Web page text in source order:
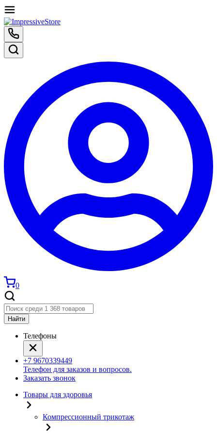
0
Найти
Телефоны
+7 9670339449
Телефон для заказов и вопросов.
Заказать звонок
Товары для здоровья
Компрессионный трикотаж